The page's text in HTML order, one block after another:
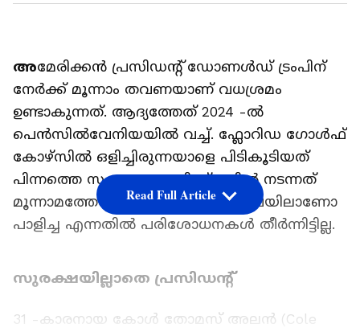
അമേരിക്കൻ പ്രസിഡന്‍റ് ഡോണൾഡ് ട്രംപിന്
നേർക്ക് മൂന്നാം തവണയാണ് വധശ്രമം
ഉണ്ടാകുന്നത്. ആദ്യത്തേത് 2024 -ൽ
പെൻസിൽവേനിയയിൽ വച്ച്. ഫ്ലോറിഡ ഗോൾഫ്
കോഴ്സിൽ ഒളിച്ചിരുന്നയാളെ പിടികൂടിയത്
പിന്നത്തെ സംഭവം. വാഷിംഗ്ടണിൽ നടന്നത്
മൂന്നാമത്തേത്. പ്രസിഡന്‍റെ സുരക്ഷയിലാണോ
പാളിച്ച എന്നതിൽ പരിശോധനകൾ തീർന്നിട്ടില്ല.
സുരക്ഷയില്ലാതെ പ്രസിഡന്‍റ്
31 -കാരനായ കോൾ തോമസ് അലൻ (Cole
Read Full Article